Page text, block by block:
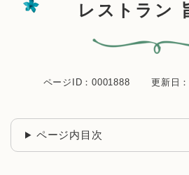
レストラン
ページID：0001888 更新日
ページ内目次